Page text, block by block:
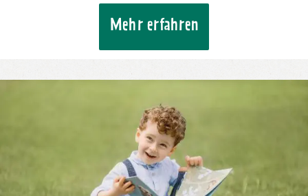
Mehr erfahren